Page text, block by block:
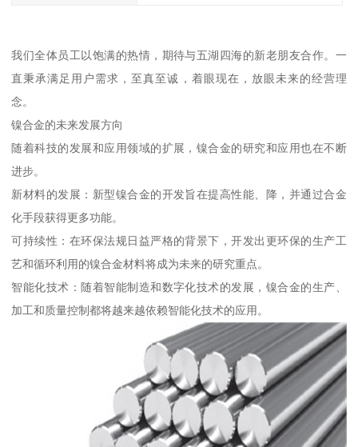
我们全体员工以饱满的热情，期待与五湖四海的新老朋友合作。一
直秉承满足用户需求，至真至诚，着眼现在，放眼未来的经营理
念。
镍合金的未来发展方向
随着科技的发展和应用领域的扩展，镍合金的研究和应用也在不断
进步。
新材料的发展：新型镍合金的开发旨在提高性能、降，并通过合金
化手段获得更多功能。
可持续性：在环保法规日益严格的背景下，开发出更环保的生产工
艺和循环利用的镍合金材料将成为未来的研究重点。
智能化技术：随着智能制造和数字化技术的发展，镍合金的生产、
加工和质量控制都将越来越依赖智能化技术的应用。